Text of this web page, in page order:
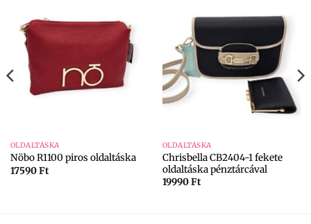
OLDALTÁSKA
Nöbo R1100 piros oldaltáska
17590Ft
OLDALTÁSKA
Chrisbella CB2404-1 fekete
oldaltáska pénztárcával
19990Ft